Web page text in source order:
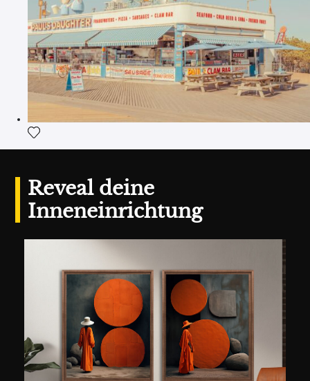
Reveal deine
Inneneinrichtung